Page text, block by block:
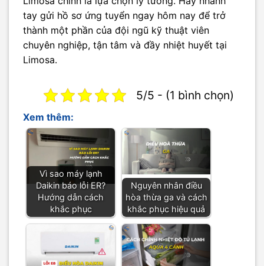
tay gửi hồ sơ ứng tuyển ngay hôm nay để trở
thành một phần của đội ngũ kỹ thuật viên
chuyên nghiệp, tận tâm và đầy nhiệt huyết tại
Limosa.
5/5 - (1 bình chọn)
Xem thêm:
Vì sao máy lạnh
Daikin báo lỗi ER?
Hướng dẫn cách
khắc phục
Nguyên nhân điều
hòa thừa ga và cách
khắc phục hiệu quả